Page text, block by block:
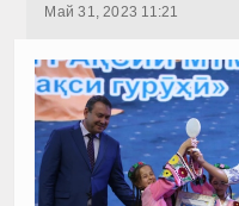
Май 31, 2023 11:21